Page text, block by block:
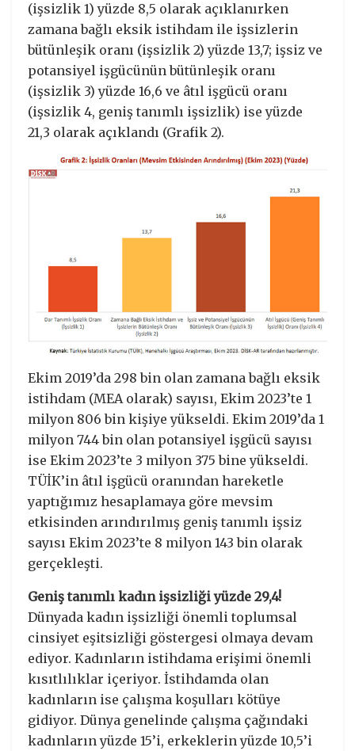
(işsizlik 1) yüzde 8,5 olarak açıklanırken
zamana bağlı eksik istihdam ile işsizlerin
bütünleşik oranı (işsizlik 2) yüzde 13,7; işsiz ve
potansiyel işgücünün bütünleşik oranı
(işsizlik 3) yüzde 16,6 ve âtıl işgücü oranı
(işsizlik 4, geniş tanımlı işsizlik) ise yüzde
21,3 olarak açıklandı (Grafik 2).
Ekim 2019’da 298 bin olan zamana bağlı eksik
istihdam (MEA olarak) sayısı, Ekim 2023’te 1
milyon 806 bin kişiye yükseldi. Ekim 2019’da 1
milyon 744 bin olan potansiyel işgücü sayısı
ise Ekim 2023’te 3 milyon 375 bine yükseldi.
TÜİK’in âtıl işgücü oranından hareketle
yaptığımız hesaplamaya göre mevsim
etkisinden arındırılmış geniş tanımlı işsiz
sayısı Ekim 2023’te 8 milyon 143 bin olarak
gerçekleşti.
Geniş tanımlı kadın işsizliği yüzde 29,4!
Dünyada kadın işsizliği önemli toplumsal
cinsiyet eşitsizliği göstergesi olmaya devam
ediyor. Kadınların istihdama erişimi önemli
kısıtlılıklar içeriyor. İstihdamda olan
kadınların ise çalışma koşulları kötüye
gidiyor. Dünya genelinde çalışma çağındaki
kadınların yüzde 15’i, erkeklerin yüzde 10,5’i